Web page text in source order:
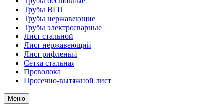
Трубы ВГП
Трубы нержавеющие
Трубы электросварные
Лист стальной
Лист нержавеющий
Лист рифленый
Сетка стальная
Проволока
Просечно-вытяжной лист
Меню